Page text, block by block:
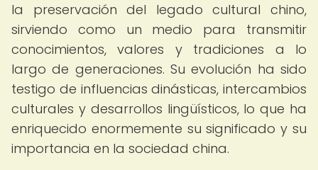
la preservación del legado cultural chino,
sirviendo como un medio para transmitir
conocimientos, valores y tradiciones a lo
largo de generaciones. Su evolución ha sido
testigo de influencias dinásticas, intercambios
culturales y desarrollos lingüísticos, lo que ha
enriquecido enormemente su significado y su
importancia en la sociedad china.